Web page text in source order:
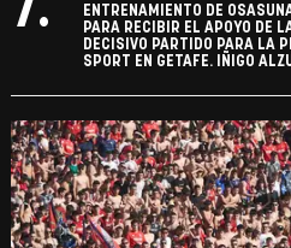
7.
ENTRENAMIENTO DE
PARA RECIBIR EL APOYO DE
DECISIVO PARTIDO PARA LA
SPORT EN GETAFE. IÑIGO